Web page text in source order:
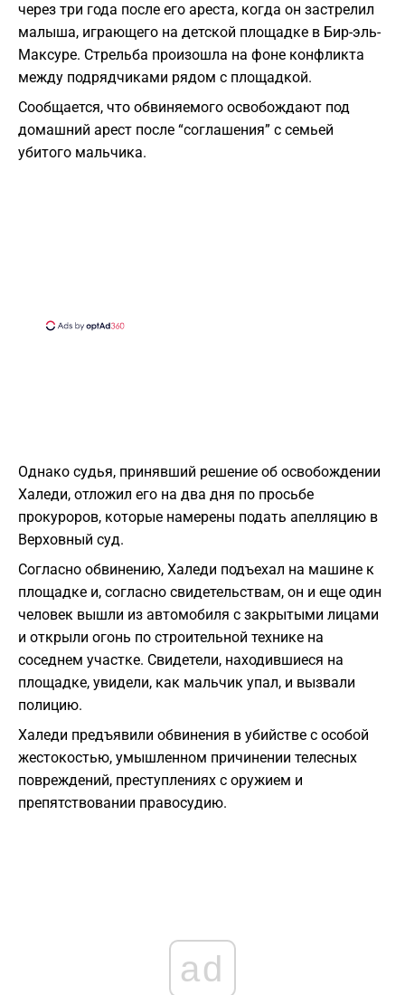
через три года после его ареста, когда он застрелил
малыша, играющего на детской площадке в Бир-эль-
Максуре. Стрельба произошла на фоне конфликта
между подрядчиками рядом с площадкой.
Сообщается, что обвиняемого освобождают под
домашний арест после “соглашения” с семьей
убитого мальчика.
Однако судья, принявший решение об освобождении
Халеди, отложил его на два дня по просьбе
прокуроров, которые намерены подать апелляцию в
Верховный суд.
Согласно обвинению, Халеди подъехал на машине к
площадке и, согласно свидетельствам, он и еще один
человек вышли из автомобиля с закрытыми лицами
и открыли огонь по строительной технике на
соседнем участке. Свидетели, находившиеся на
площадке, увидели, как мальчик упал, и вызвали
полицию.
Халеди предъявили обвинения в убийстве с особой
жестокостью, умышленном причинении телесных
повреждений, преступлениях с оружием и
препятствовании правосудию.
ad